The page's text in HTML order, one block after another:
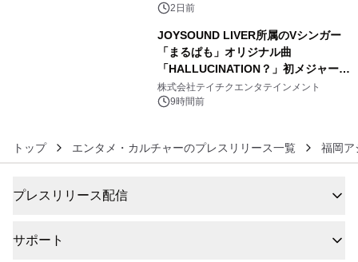
ボグッズも発売決定！
2日前
JOYSOUND LIVER所属のVシンガー
「まるぱも」オリジナル曲
「HALLUCINATION？」初メジャー配
信リリース決定！
株式会社テイチクエンタテインメント
9時間前
トップ エンタメ・カルチャーのプレスリリース一覧 福岡ア
プレスリリース配信
サポート